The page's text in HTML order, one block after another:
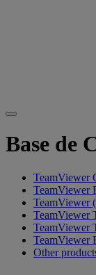
Base de
TeamViewer
TeamViewer
TeamViewer
TeamViewer
TeamViewer
TeamViewer
Other